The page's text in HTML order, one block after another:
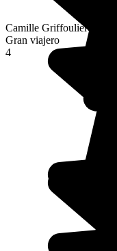
Camille Griffoulieres
Gran viajero
4